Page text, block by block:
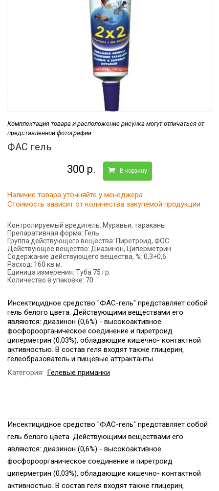
Комплектация товара и расположение рисунка могут отличаться от
представленной фотографии
ФАС гель
300 р. В корзину
Наличие товара уточняйте у менеджера
Стоимость зависит от количества закупемой продукции
Контролируемый вредитель: Муравьи, тараканы
Препаративная форма: Гель
Группа действующего вещества: Пиретроид, ФОС
Действующее вещество: Диазинон, Циперметрин
Содержание действующего вещества, %: 0,3+0,6
Расход: 160 кв.м.
Единица измерения: Туба 75 гр.
Количество в упаковке: 70
Инсектицидное средство "ФАС-гель" представляет собой
гель белого цвета. Действующими веществами его
являются: диазинон (0,6%) - высокоактивное
фосфороорганическое соединение и пиретроид
циперметрин (0,03%), обладающие кишечно- контактной
активностью. В состав геля входят также глицерин,
гелеобразователь и пищевые аттрактанты.
Категория: Гелевые приманки
Инсектицидное средство "ФАС-гель" представляет собой
гель белого цвета. Действующими веществами его
являются: диазинон (0,6%) - высокоактивное
фосфороорганическое соединение и пиретроид
циперметрин (0,03%), обладающие кишечно- контактной
активностью. В состав геля входят также глицерин,